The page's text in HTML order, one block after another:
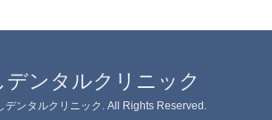
デンタルクリニック
デンタルクリニック . All Rights Reserved.